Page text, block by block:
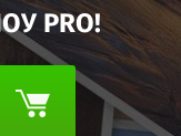
PRO!